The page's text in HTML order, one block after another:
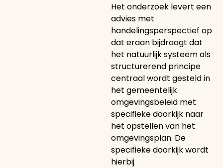
Het onderzoek levert een
advies met
handelingsperspectief op
dat eraan bijdraagt dat
het natuurlijk systeem als
structurerend principe
centraal wordt gesteld in
het gemeentelijk
omgevingsbeleid met
specifieke doorkijk naar
het opstellen van het
omgevingsplan. De
specifieke doorkijk wordt
hierbij